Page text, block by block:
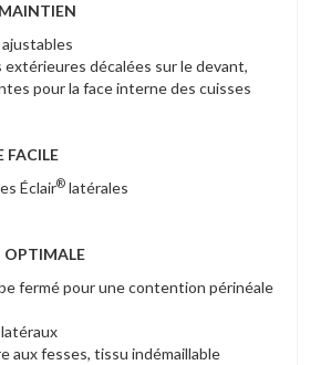
décalées sur le devant,
pour la face interne des cuisses
FACILE
Éclair® latérales
fermé pour une contention périnéale
aux fesses, tissu indémaillable